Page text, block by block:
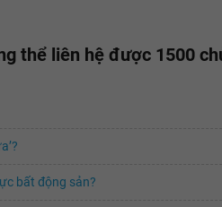
thể liên hệ được 1500
bất động sản?